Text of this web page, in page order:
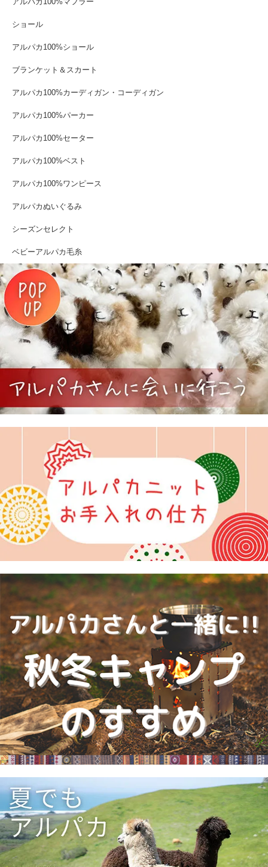
アルパカ100%マフラー
ショール
アルパカ100%ショール
ブランケット＆スカート
アルパカ100%カーディガン・コーディガン
アルパカ100%パーカー
アルパカ100%セーター
アルパカ100%ベスト
アルパカ100%ワンピース
アルパカぬいぐるみ
シーズンセレクト
ベビーアルパカ毛糸